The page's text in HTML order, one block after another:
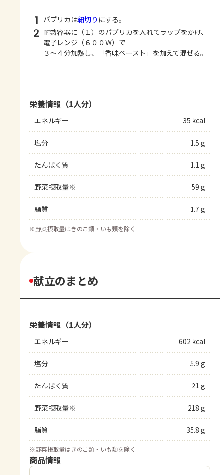
1 パプリカは細切り にする。
2 耐熱容器に（１）のパプリカを入れてラップをかけ、
電子レンジ（６００Ｗ）で
３～４分加熱し、「香味ペースト」を加えて混ぜる。
栄養情報（1人分）
エネルギー 35 kcal
塩分 1.5 g
たんぱく質 1.1 g
野菜摂取量※ 59 g
脂質 1.7 g
※野菜摂取量はきのこ類・いも類を除く
献立のまとめ
栄養情報（1人分）
エネルギー 602 kcal
塩分 5.9 g
たんぱく質 21 g
野菜摂取量※ 218 g
脂質 35.8 g
※野菜摂取量はきのこ類・いも類を除く
商品情報